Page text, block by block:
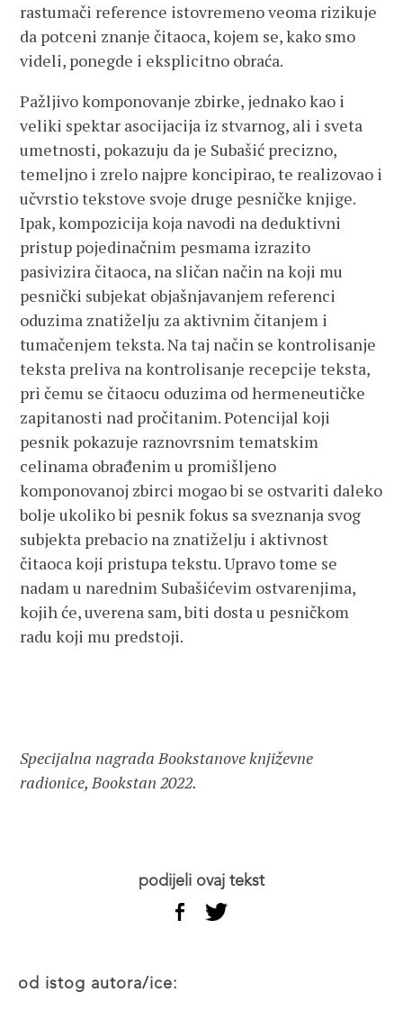
rastumači reference istovremeno veoma rizikuje
da potceni znanje čitaoca, kojem se, kako smo
videli, ponegde i eksplicitno obraća.
Pažljivo komponovanje zbirke, jednako kao i
veliki spektar asocijacija iz stvarnog, ali i sveta
umetnosti, pokazuju da je Subašić precizno,
temeljno i zrelo najpre koncipirao, te realizovao i
učvrstio tekstove svoje druge pesničke knjige.
Ipak, kompozicija koja navodi na deduktivni
pristup pojedinačnim pesmama izrazito
pasivizira čitaoca, na sličan način na koji mu
pesnički subjekat objašnjavanjem referenci
oduzima znatiželju za aktivnim čitanjem i
tumačenjem teksta. Na taj način se kontrolisanje
teksta preliva na kontrolisanje recepcije teksta,
pri čemu se čitaocu oduzima od hermeneutičke
zapitanosti nad pročitanim. Potencijal koji
pesnik pokazuje raznovrsnim tematskim
celinama obrađenim u promišljeno
komponovanoj zbirci mogao bi se ostvariti daleko
bolje ukoliko bi pesnik fokus sa sveznanja svog
subjekta prebacio na znatiželju i aktivnost
čitaoca koji pristupa tekstu. Upravo tome se
nadam u narednim Subašićevim ostvarenjima,
kojih će, uverena sam, biti dosta u pesničkom
radu koji mu predstoji.
Specijalna nagrada Bookstanove književne
radionice, Bookstan 2022.
podijeli ovaj tekst
od istog autora/ice: